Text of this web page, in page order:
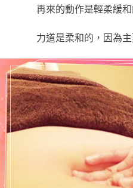
再來的動作是輕柔緩和
力道是柔和的，因為